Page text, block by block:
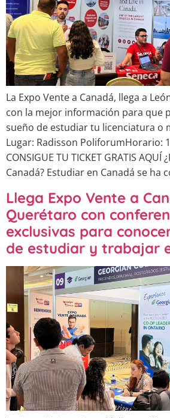
La Expo Vente a Canadá, llega a
con la mejor información para que
sueño de estudiar tu licenciatura o
Lugar: Radisson PoliforumHorario:
CONSIGUE TU TICKET GRATIS
Canadá? Estudiar en Canadá se ha
Llega Expo Vente a
Querétaro con
exclusivas para
de estudiar y trabajar